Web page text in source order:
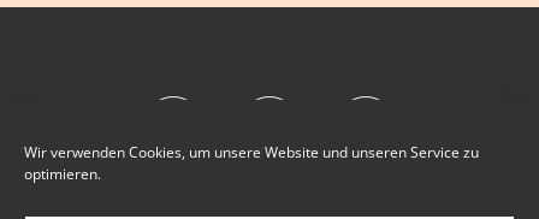
Wir verwenden Cookies, um unsere Website und unseren Service zu
optimieren.